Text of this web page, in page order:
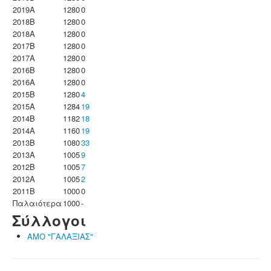
2019A
12800
2018B
12800
2018A
12800
2017B
12800
2017A
12800
2016B
12800
2016A
12800
2015B
12804
2015A
128419
2014B
118218
2014A
116019
2013B
108033
2013A
10059
2012B
10057
2012A
10052
2011B
10000
Παλαιότερα 1000-
Σύλλογοι
ΑΜΟ "ΓΑΛΑΞΙΑΣ"